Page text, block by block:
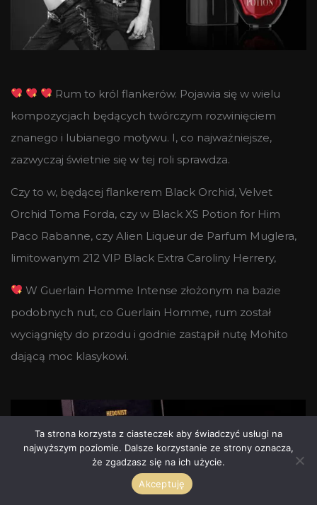
Rum to król flankerów. Pojawia się w wielu
kompozycjach będących twórczym rozwinięciem
znanego i lubianego motywu. I, co najważniejsze,
zazwyczaj świetnie się w tej roli sprawdza.
Czy to w, będącej flankerem Black Orchid, Velvet
Orchid Toma Forda, czy w Black XS Potion for Him
Paco Rabanne, czy Alien Liqueur de Parfum Muglera,
limitowanym 212 VIP Black Extra Caroliny Herrery,
W Guerlain Homme Intense złożonym na bazie
podobnych nut, co Guerlain Homme, rum został
wyciągnięty do przodu i godnie zastąpił nutę Mohito
dającą moc klasykowi.
Ta strona korzysta z ciasteczek aby świadczyć usługi na
najwyższym poziomie. Dalsze korzystanie ze strony oznacza,
że zgadzasz się na ich użycie.
Akceptuję